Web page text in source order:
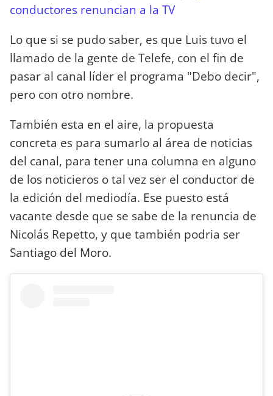
conductores renuncian a la TV
Lo que si se pudo saber, es que Luis tuvo el
llamado de la gente de Telefe, con el fin de
pasar al canal líder el programa "Debo decir",
pero con otro nombre.
También esta en el aire, la propuesta
concreta es para sumarlo al área de noticias
del canal, para tener una columna en alguno
de los noticieros o tal vez ser el conductor de
la edición del mediodía. Ese puesto está
vacante desde que se sabe de la renuncia de
Nicolás Repetto, y que también podria ser
Santiago del Moro.